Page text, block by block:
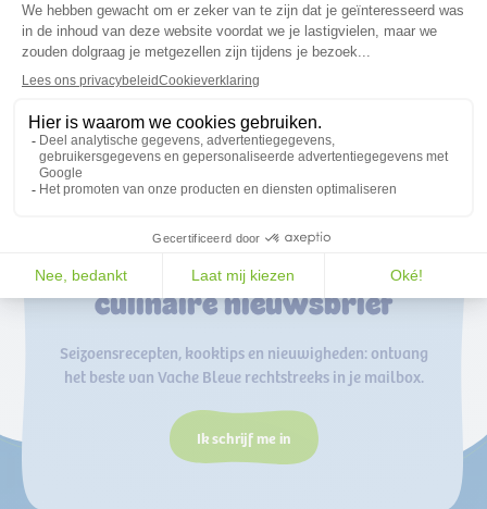
Schrijf je in voor onze
culinaire nieuwsbrief
Seizoensrecepten, kooktips en nieuwigheden: ontvang
het beste van Vache Bleue rechtstreeks in je mailbox.
Ik schrijf me in